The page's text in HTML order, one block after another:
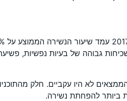
גבוהה של בעיות נפשיות,
לא היו עקביים. חלק
ביותר להפחתת נשירה.